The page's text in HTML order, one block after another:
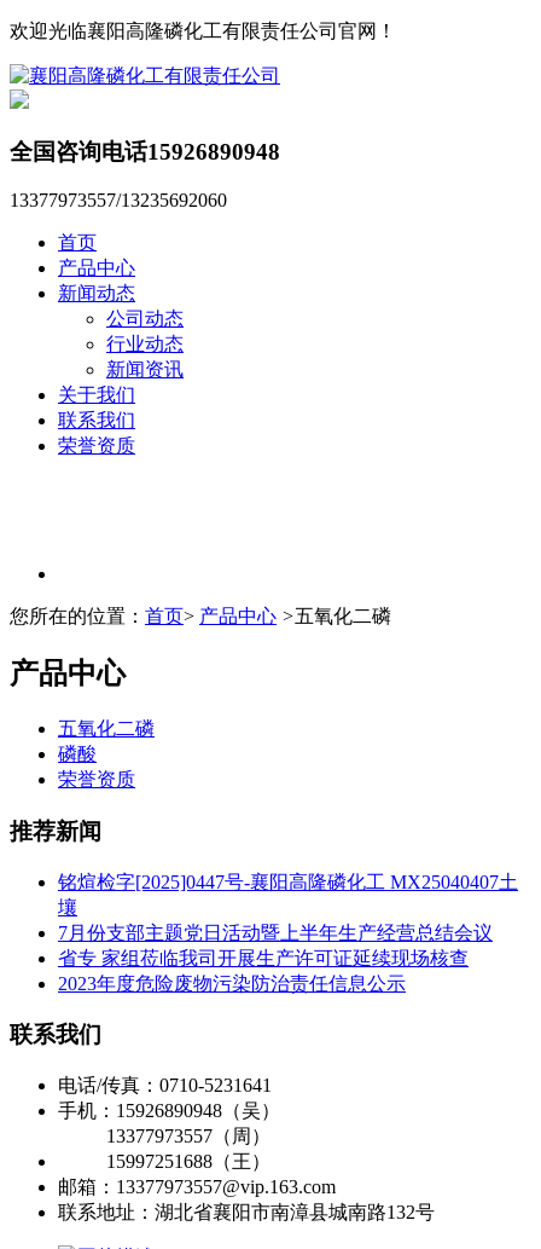
欢迎光临襄阳高隆磷化工有限责任公司官网！
全国咨询电话15926890948
13377973557/13235692060
首页
产品中心
新闻动态
公司动态
行业动态
新闻资讯
关于我们
联系我们
荣誉资质
您所在的位置： 首页> 产品中心 >五氧化二磷
产品中心
五氧化二磷
磷酸
荣誉资质
推荐新闻
铭煊检字[2025]0447号-襄阳高隆磷化工 MX25040407土
壤
7月份支部主题党日活动暨上半年生产经营总结会议
省专 家组莅临我司开展生产许可证延续现场核查
2023年度危险废物污染防治责任信息公示
联系我们
电话/传真：0710-5231641
手机：15926890948（吴）
13377973557（周）
15997251688（王）
邮箱：13377973557@vip.163.com
联系地址： 湖北省襄阳市南漳县城南路132号